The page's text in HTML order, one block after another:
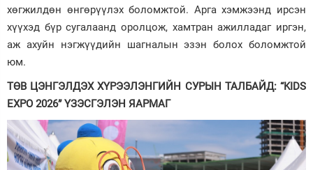
хөгжилдөн өнгөрүүлэх боломжтой. Арга хэмжээнд ирсэн
хүүхэд бүр сугалаанд оролцож, хамтран ажилладаг иргэн,
аж ахуйн нэгжүүдийн шагналын эзэн болох боломжтой
юм.
ТӨВ ЦЭНГЭЛДЭХ ХҮРЭЭЛЭНГИЙН СУРЫН ТАЛБАЙД: “KIDS
EXPO 2026” ҮЗЭСГЭЛЭН ЯАРМАГ